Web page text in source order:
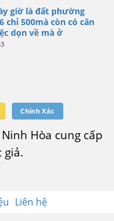
giờ là đất phường
chỉ 500mà còn có căn
dọn về mà ở
Chính Xác
Hòa cung cấp
giả.
Liên hệ